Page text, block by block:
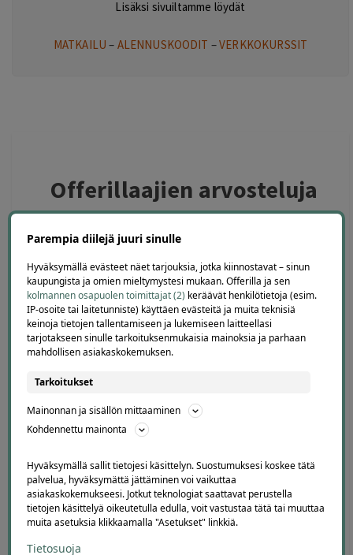
Lisäksi sivuiltamme löydät
MATKAILU – ALENNUSKOODIT –VERKKOKURSSIT
Offerillaajien arvosteluja
Kirjoita arvostelu
Eija
Kaikki meni ihan nappiin! Suosittelen!
Lisätty
Page
6
Parempia diilejä juuri sinulle
Hyväksymällä evästeet näet tarjouksia, jotka kiinnostavat – sinun
kaupungista ja omien mieltymystesi mukaan. Offerilla ja sen
kolmannen osapuolen toimittajat (2) keräävät henkilötietoja (esim.
IP-osoite tai laitetunniste) käyttäen evästeitä ja muita teknisiä
keinoja tietojen tallentamiseen ja lukemiseen laitteellasi
tarjotakseen sinulle tarkoituksenmukaisia mainoksia ja parhaan
mahdollisen asiakaskokemuksen.
Tarkoitukset
Mainonnan ja sisällön mittaaminen
Kohdennettu mainonta
Hyväksymällä sallit tietojesi käsittelyn. Suostumuksesi koskee tätä
palvelua, hyväksymättä jättäminen voi vaikuttaa
asiakaskokemukseesi. Jotkut teknologiat saattavat perustella
tietojen käsittelyä oikeutetulla edulla, voit vastustaa tätä tai muuttaa
muita asetuksia klikkaamalla "Asetukset" linkkiä.
Tietosuoja